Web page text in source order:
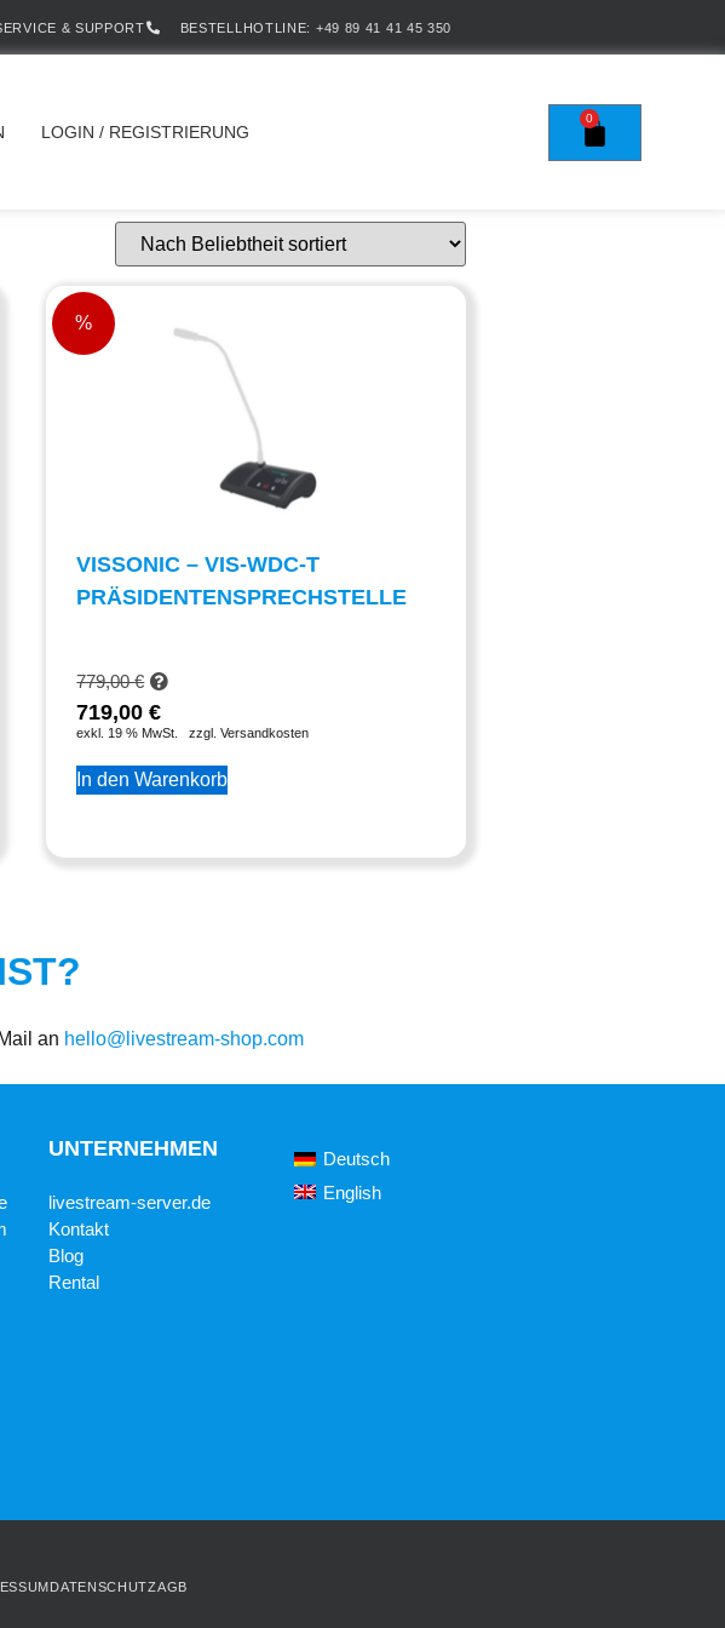
& SUPPORT BESTELLHOTLINE: +49 89 41 41 45 350
LOGIN / REGISTRIERUNG
0
%
VISSONIC – VIS-WDC-T
PRÄSIDENTENSPRECHSTELLE
779,00€
719,00€
exkl. 19 % MwSt. zzgl. Versandkosten
In den Warenkorb
an hello@livestream-shop.com
UNTERNEHMEN
livestream-server.de
Kontakt
Blog
Rental
Deutsch
English
DATENSCHUTZAGB